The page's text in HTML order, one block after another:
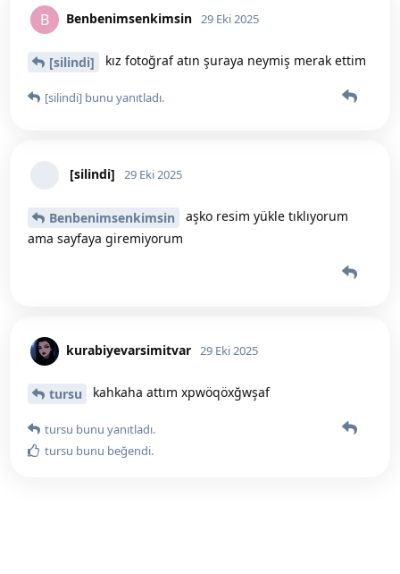
B Benbenimsenkimsin 29 Eki 2025
[silindi] kız fotoğraf atın şuraya neymiş merak ettim
[silindi] bunu yanıtladı.
[silindi] 29 Eki 2025
Benbenimsenkimsin
aşko resim yükle tıklıyorum
ama sayfaya giremiyorum
kurabiyevarsimitvar 29 Eki 2025
tursu kahkaha attım xpwöqöxğwşaf
tursu bunu yanıtladı.
tursu bunu beğendi.